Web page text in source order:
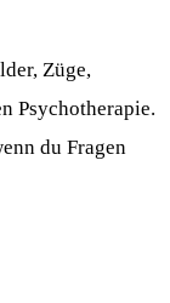
Züge,
Psychotherapie.
du Fragen